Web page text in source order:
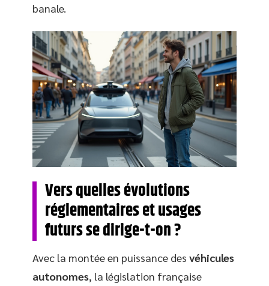
banale.
Vers quelles évolutions
réglementaires et usages
futurs se dirige-t-on ?
Avec la montée en puissance des véhicules
autonomes, la législation française